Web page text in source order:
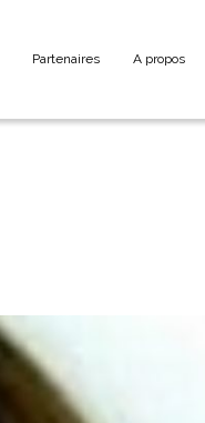
Partenaires A propos